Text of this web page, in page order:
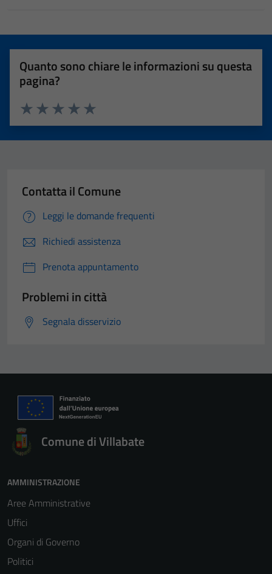
Quanto sono chiare le informazioni su questa
pagina?
Valuta 5 stelle su 5
Valuta 4 stelle su 5
Valuta 3 stelle su 5
Valuta 2 stelle su 5
Valuta 1 stelle su 5
Contatta il Comune
Leggi le domande frequenti
Richiedi assistenza
Prenota appuntamento
Problemi in città
Segnala disservizio
Comune di Villabate
AMMINISTRAZIONE
Aree Amministrative
Uffici
Organi di Governo
Politici